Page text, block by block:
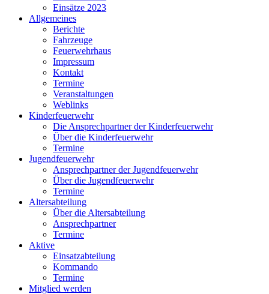
Einsätze 2023
Allgemeines
Berichte
Fahrzeuge
Feuerwehrhaus
Impressum
Kontakt
Termine
Veranstaltungen
Weblinks
Kinderfeuerwehr
Die Ansprechpartner der Kinderfeuerwehr
Über die Kinderfeuerwehr
Termine
Jugendfeuerwehr
Ansprechpartner der Jugendfeuerwehr
Über die Jugendfeuerwehr
Termine
Altersabteilung
Über die Altersabteilung
Ansprechpartner
Termine
Aktive
Einsatzabteilung
Kommando
Termine
Mitglied werden